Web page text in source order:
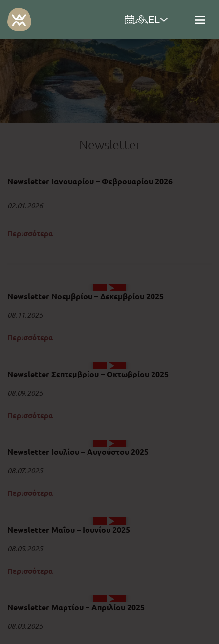
EL
Newsletter
Newsletter Ιανουαρίου – Φεβρουαρίου 2026
02.01.2026
Περισσότερα
Newsletter Νοεμβρίου – Δεκεμβρίου 2025
08.11.2025
Περισσότερα
Newsletter Σεπτεμβρίου – Οκτωβρίου 2025
08.09.2025
Περισσότερα
Newsletter Ιουλίου – Αυγούστου 2025
08.07.2025
Περισσότερα
Newsletter Μαΐου – Ιουνίου 2025
08.05.2025
Περισσότερα
Newsletter Μαρτίου – Απριλίου 2025
08.03.2025